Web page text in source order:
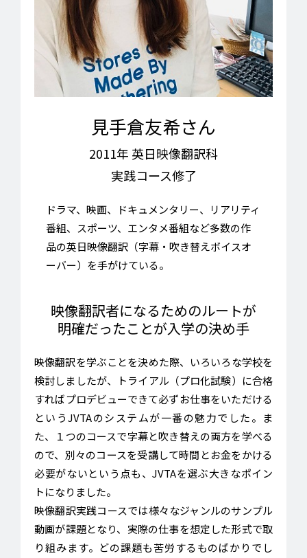
見手倉友希さん
2011年 英日映像翻訳科
実践コース修了
ドラマ、映画、ドキュメンタリー、リアリティ
番組、スポーツ、エンタメ番組など多数の作
品の英日映像翻訳（字幕・吹き替えボイスオ
ーバー）を手がけている。
映像翻訳者になるためのルートが
明確だったことが入学の決め手
映像翻訳を学ぶことを決めた際、いろいろな学校を
検討しましたが、トライアル（プロ化試験）に合格
すればプロデビューできて必ずお仕事をいただける
というJVTAのシステムが一番の魅力でした。ま
た、１つのコースで字幕と吹き替えの両方を学べる
ので、別々のコースを受講して時間とお金をかける
必要がないという点も、JVTAを選ぶ大きなポイン
トになりました。
映像翻訳実践コースでは様々なジャンルのサンプル
動画が課題となり、実際の仕事を想定した形式で取
り組みます。どの課題も苦労するものばかりでし